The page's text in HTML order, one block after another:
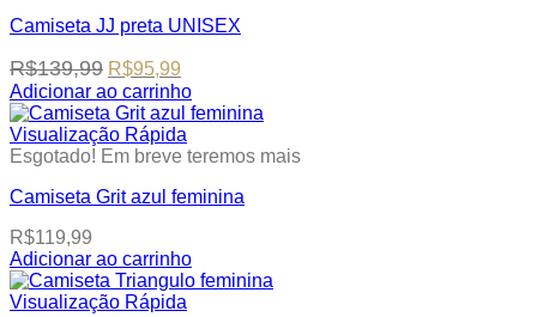
the
page
multiple
The
options
may
be
chosen
the
page
Camiseta JJ preta UNISEX
R$139,99 Original
price
was:
R$139,99.
R$95,99
price
is:
R$95,99.
Adicionar ao carrinho
This
product
has
variants.
options
may
be
chosen
Visualização Rápida
Esgotado! Em breve teremos mais
Camiseta Grit azul feminina
R$119,99
Adicionar ao carrinho
This
product
Visualização Rápida